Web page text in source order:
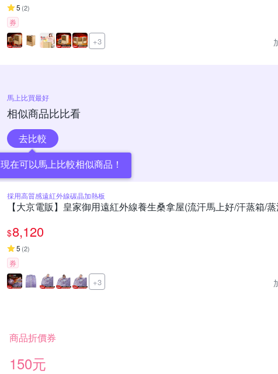
5 (2)
券
+3
馬上比買最好
相似商品比比看
去比較
現在可以馬上比較相似商品！
採用高質感遠紅外線碳晶加熱板
【大京電販】皇家御用遠紅外線養生桑拿屋(流汗馬上好/汗蒸箱/
$8,120
5 (2)
券
+3
商品折價券
150元